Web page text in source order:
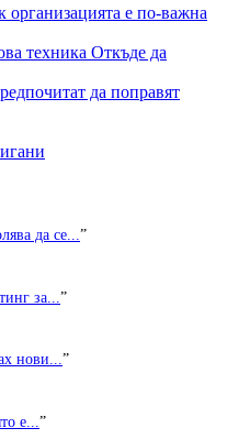
организацията е по-важна
техника Откъде да
да поправят
да се... ”
за... ”
нови...”
е... ”